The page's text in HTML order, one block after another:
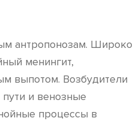
антропонозам. Широко
менингит,
выпотом. Возбудители
и венозные
процессы в